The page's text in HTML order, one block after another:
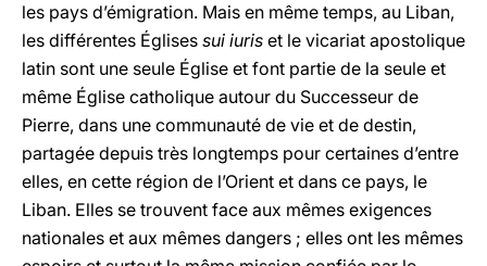
les pays d’émigration. Mais en même temps, au Liban,
les différentes Églises sui iuris et le vicariat apostolique
latin sont une seule Église et font partie de la seule et
même Église catholique autour du Successeur de
Pierre, dans une communauté de vie et de destin,
partagée depuis très longtemps pour certaines d’entre
elles, en cette région de l’Orient et dans ce pays, le
Liban. Elles se trouvent face aux mêmes exigences
nationales et aux mêmes dangers ; elles ont les mêmes